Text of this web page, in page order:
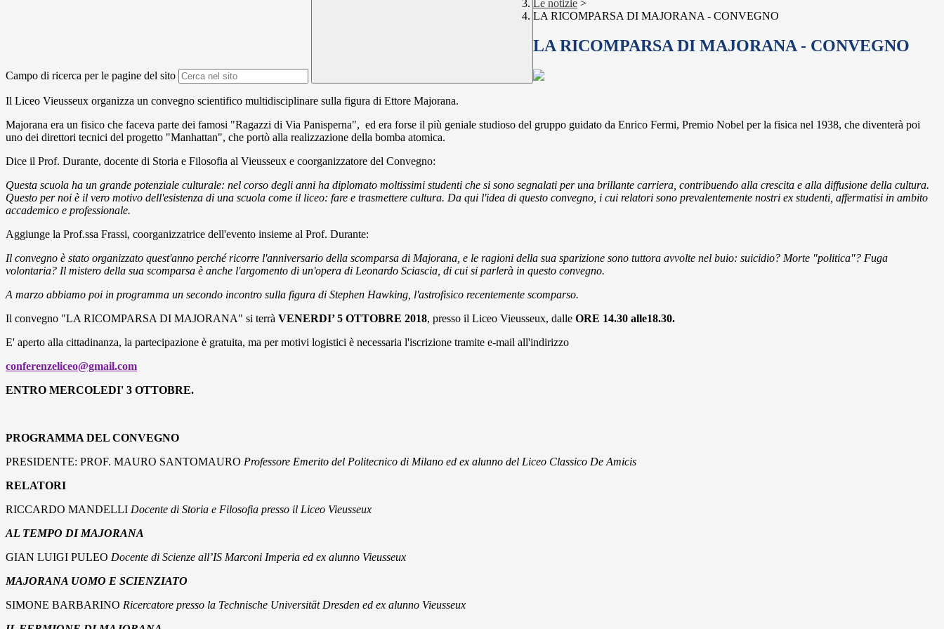
Campo di ricerca per le pagine del sito
Le notizie >
LA RICOMPARSA DI MAJORANA - CONVEGNO
LA RICOMPARSA DI MAJORANA - CONVEGNO
Il Liceo Vieusseux organizza un convegno scientifico multidisciplinare sulla figura di Ettore Majorana.
Majorana era un fisico che faceva parte dei famosi "Ragazzi di Via Panisperna", ed era forse il più geniale studioso del gruppo guidato da Enrico Fermi, Premio Nobel per la fisica nel 1938, che diventerà poi
uno dei direttori tecnici del progetto "Manhattan", che portò alla realizzazione della bomba atomica.
Dice il Prof. Durante, docente di Storia e Filosofia al Vieusseux e coorganizzatore del Convegno:
Questa scuola ha un grande potenziale culturale: nel corso degli anni ha diplomato moltissimi studenti che si sono segnalati per una brillante carriera, contribuendo alla crescita e alla diffusione della cultura.
Questo per noi è il vero motivo dell'esistenza di una scuola come il liceo: fare e trasmettere cultura. Da qui l'idea di questo convegno, i cui relatori sono prevalentemente nostri ex studenti, affermatisi in ambito
accademico e professionale.
Aggiunge la Prof.ssa Frassi, coorganizzatrice dell'evento insieme al Prof. Durante:
Il convegno è stato organizzato quest'anno perché ricorre l'anniversario della scomparsa di Majorana, e le ragioni della sua sparizione sono tuttora avvolte nel buio: suicidio? Morte "politica"? Fuga
volontaria? Il mistero della sua scomparsa è anche l'argomento di un'opera di Leonardo Sciascia, di cui si parlerà in questo convegno.
A marzo abbiamo poi in programma un secondo incontro sulla figura di Stephen Hawking, l'astrofisico recentemente scomparso.
Il convegno "LA RICOMPARSA DI MAJORANA" si terrà VENERDI’ 5 OTTOBRE 2018, presso il Liceo Vieusseux, dalle ORE 14.30 alle18.30.
E' aperto alla cittadinanza, la partecipazione è gratuita, ma per motivi logistici è necessaria l'iscrizione tramite e-mail all'indirizzo
conferenzeliceo@gmail.com
ENTRO MERCOLEDI' 3 OTTOBRE.
PROGRAMMA DEL CONVEGNO
PRESIDENTE: PROF. MAURO SANTOMAURO Professore Emerito del Politecnico di Milano ed ex alunno del Liceo Classico De Amicis
RELATORI
RICCARDO MANDELLI Docente di Storia e Filosofia presso il Liceo Vieusseux
AL TEMPO DI MAJORANA
GIAN LUIGI PULEO Docente di Scienze all’IS Marconi Imperia ed ex alunno Vieusseux
MAJORANA UOMO E SCIENZIATO
SIMONE BARBARINO Ricercatore presso la Technische Universität Dresden ed ex alunno Vieusseux